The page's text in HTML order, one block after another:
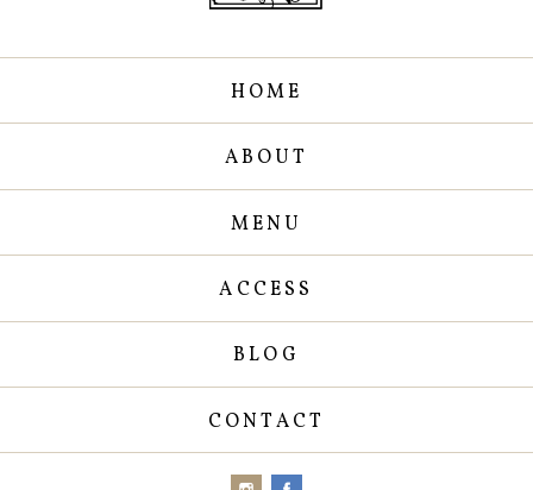
HOME
ABOUT
MENU
ACCESS
BLOG
CONTACT